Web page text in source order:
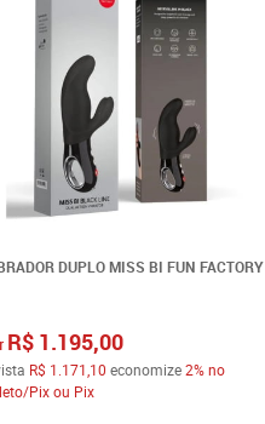
DUPLO MISS BI FUN FACTORY
R$ 1.195,00
R$ 1.171,10 economize2%no
Pix ou Pix